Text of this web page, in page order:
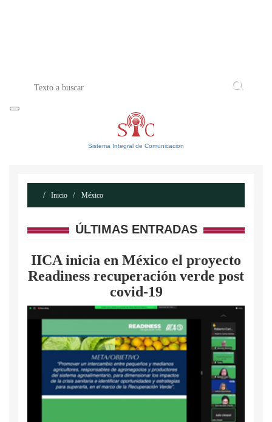
Sistema Integral de Comunicacion
Inicio México
ÚLTIMAS ENTRADAS
IICA inicia en México el proyecto
Readiness recuperación verde post
covid-19